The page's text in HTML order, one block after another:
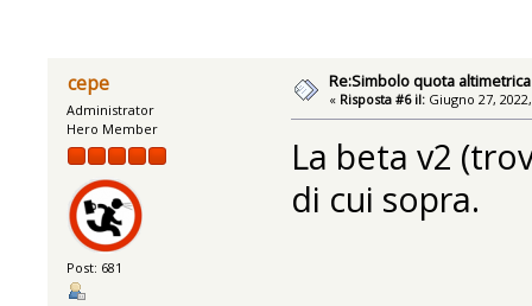
cepe
Administrator
Hero Member
Post: 681
Re:Simbolo quota
« Risposta #6 il: Giugno 27,
La beta v2
di cui sopra.